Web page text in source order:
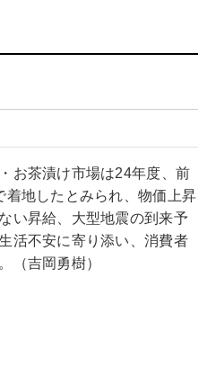
お茶漬け市場は24年度、前
着地したとみられ、物価上昇
い昇給、大型地震の到来予
活不安に寄り添い、消費者
（吉岡勇樹）